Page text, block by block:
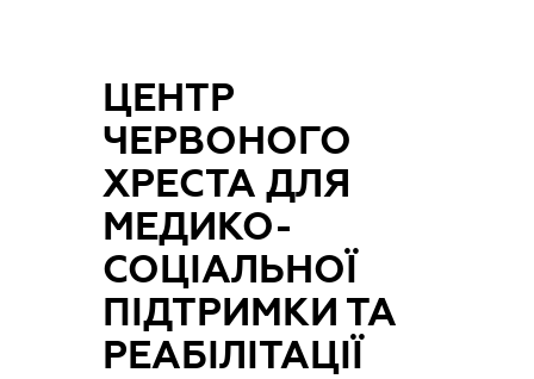
ЦЕНТР
ЧЕРВОНОГО
ХРЕСТА ДЛЯ
МЕДИКО-
СОЦІАЛЬНОЇ
ПІДТРИМКИ ТА
РЕАБІЛІТАЦІЇ